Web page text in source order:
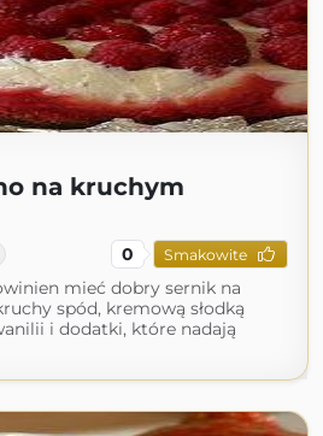
na kruchym
0 Smakowite
mieć dobry sernik na
spód, kremową słodką
i dodatki, które nadają